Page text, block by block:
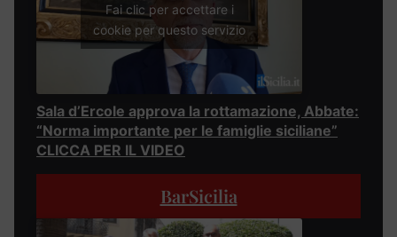
Fai clic per accettare i
cookie per questo servizio
Sala d’Ercole approva la rottamazione, Abbate:
“Norma importante per le famiglie siciliane”
CLICCA PER IL VIDEO
BarSicilia